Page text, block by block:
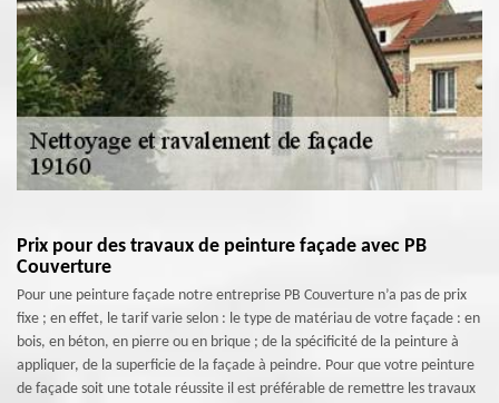
Prix pour des travaux de peinture façade avec PB
Couverture
Pour une peinture façade notre entreprise PB Couverture n’a pas de prix
fixe ; en effet, le tarif varie selon : le type de matériau de votre façade : en
bois, en béton, en pierre ou en brique ; de la spécificité de la peinture à
appliquer, de la superficie de la façade à peindre. Pour que votre peinture
de façade soit une totale réussite il est préférable de remettre les travaux